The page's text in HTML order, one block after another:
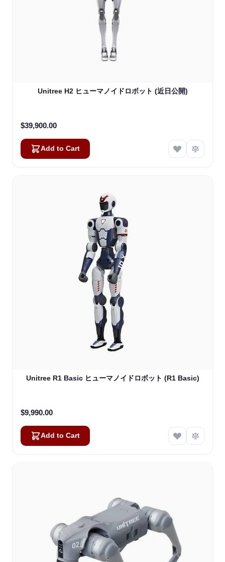
Unitree H2 ヒューマノイドロボット (近日公開)
$39,900.00
Add to Cart
Unitree R1 Basic ヒューマノイドロボット (R1 Basic)
$9,990.00
Add to Cart